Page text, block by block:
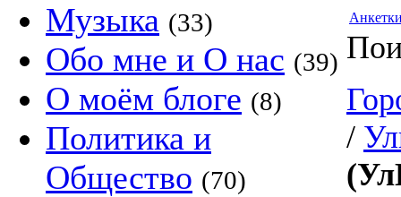
Музыка (33)
Обо мне и О нас (39)
О моём блоге (8)
Политика и
Общество (70)
/